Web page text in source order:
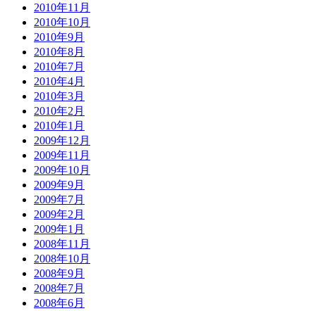
2010年11月
2010年10月
2010年9月
2010年8月
2010年7月
2010年4月
2010年3月
2010年2月
2010年1月
2009年12月
2009年11月
2009年10月
2009年9月
2009年7月
2009年2月
2009年1月
2008年11月
2008年10月
2008年9月
2008年7月
2008年6月